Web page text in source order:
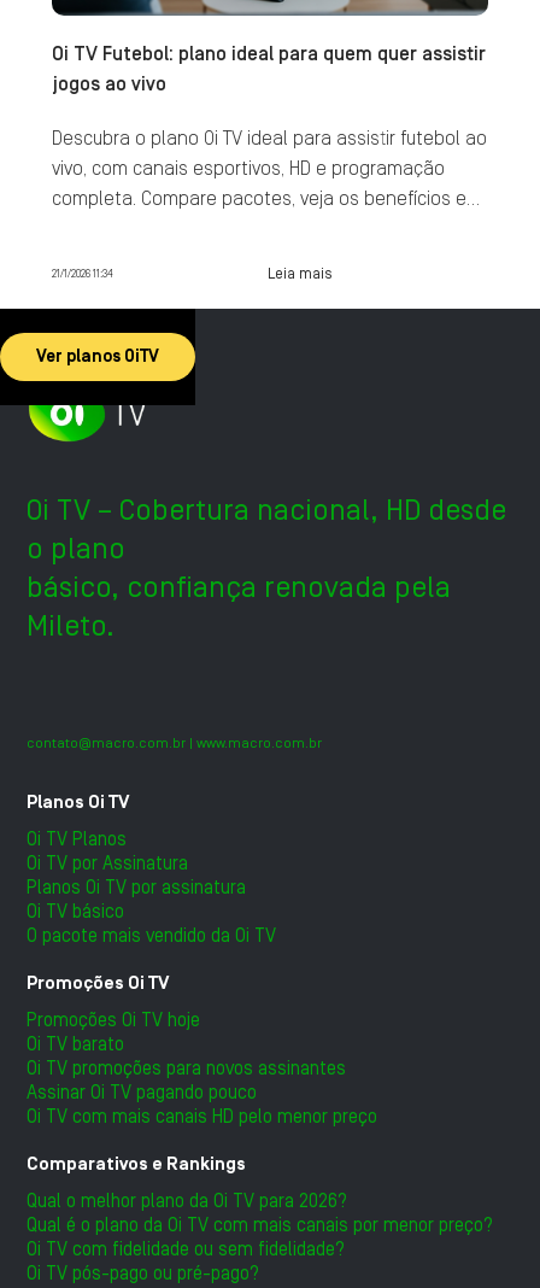
Oi TV Futebol: plano ideal para quem quer assistir
jogos ao vivo
Descubra o plano Oi TV ideal para assistir futebol ao
vivo, com canais esportivos, HD e programação
completa. Compare pacotes, veja os benefícios e
21/1/2026 11:34 Leia mais
Ver planos OiTV
Oi TV – Cobertura nacional, HD desde
o plano
básico, confiança renovada pela
Mileto.
contato@macro.com.br | www.macro.com.br
Planos Oi TV
Oi TV Planos
Oi TV por Assinatura
Planos Oi TV por assinatura
Oi TV básico
O pacote mais vendido da Oi TV
Promoções Oi TV
Promoções Oi TV hoje
Oi TV barato
Oi TV promoções para novos assinantes
Assinar Oi TV pagando pouco
Oi TV com mais canais HD pelo menor preço
Comparativos e Rankings
Qual o melhor plano da Oi TV para 2026?
Qual é o plano da Oi TV com mais canais por menor preço?
Oi TV com fidelidade ou sem fidelidade?
Oi TV pós-pago ou pré-pago?